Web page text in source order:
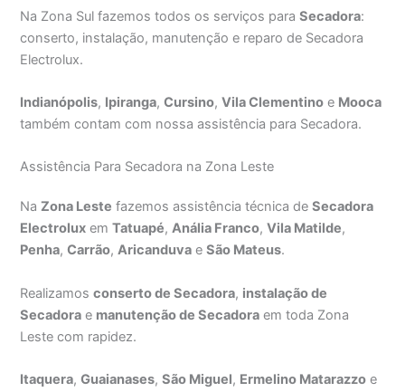
Na Zona Sul fazemos todos os serviços paraSecadora:
conserto, instalação, manutenção e reparo de Secadora
Electrolux.
Indianópolis, Ipiranga,Cursino,Vila Clementino e Mooca
também contam com nossa assistência para Secadora.
Assistência Para Secadora na Zona Leste
NaZona Leste fazemos assistência técnica deSecadora
Electrolux emTatuapé,Anália Franco,Vila Matilde,
Penha,Carrão,Aricanduva eSão Mateus.
Realizamosconserto de Secadora, instalação de
Secadora e manutenção de Secadora em toda Zona
Leste com rapidez.
Itaquera,Guaianases,São Miguel, Ermelino Matarazzo e